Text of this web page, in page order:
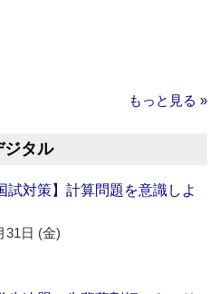
もっと見る »
ジタル
試対策】計算問題を意識しよ
31日 (金)